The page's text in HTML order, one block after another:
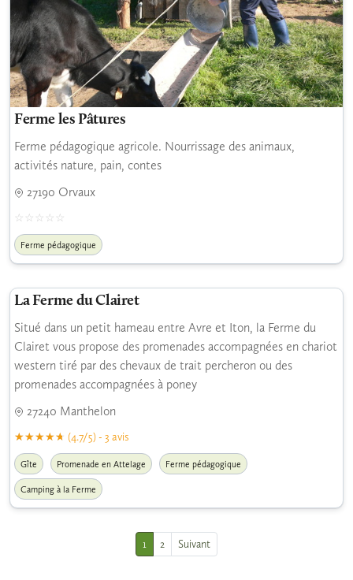
Ferme les Pâtures
Ferme pédagogique agricole. Nourrissage des animaux,
activités nature, pain, contes
27190 Orvaux
Ferme pédagogique
La Ferme du Clairet
Situé dans un petit hameau entre Avre et Iton, la Ferme du
Clairet vous propose des promenades accompagnées en chariot
western tiré par des chevaux de trait percheron ou des
promenades accompagnées à poney
27240 Manthelon
(4.7/5) - 3 avis
Gîte Promenade en Attelage Ferme pédagogique
Camping à la Ferme
1 2 Suivant